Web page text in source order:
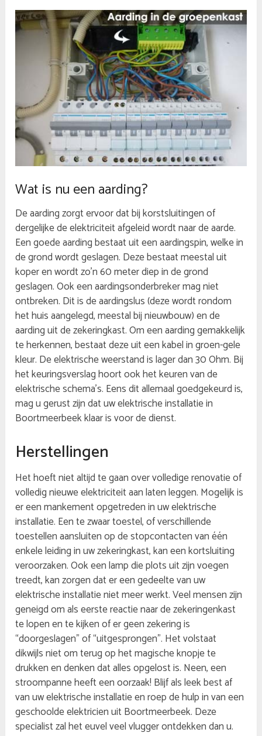
Wat is nu een aarding?
De aarding zorgt ervoor dat bij korstsluitingen of
dergelijke de elektriciteit afgeleid wordt naar de aarde.
Een goede aarding bestaat uit een aardingspin, welke in
de grond wordt geslagen. Deze bestaat meestal uit
koper en wordt zo’n 60 meter diep in de grond
geslagen. Ook een aardingsonderbreker mag niet
ontbreken. Dit is de aardingslus (deze wordt rondom
het huis aangelegd, meestal bij nieuwbouw) en de
aarding uit de zekeringkast. Om een aarding gemakkelijk
te herkennen, bestaat deze uit een kabel in groen-gele
kleur. De elektrische weerstand is lager dan 30 Ohm. Bij
het keuringsverslag hoort ook het keuren van de
elektrische schema’s. Eens dit allemaal goedgekeurd is,
mag u gerust zijn dat uw elektrische installatie in
Boortmeerbeek klaar is voor de dienst.
Herstellingen
Het hoeft niet altijd te gaan over volledige renovatie of
volledig nieuwe elektriciteit aan laten leggen. Mogelijk is
er een mankement opgetreden in uw elektrische
installatie. Een te zwaar toestel, of verschillende
toestellen aansluiten op de stopcontacten van één
enkele leiding in uw zekeringkast, kan een kortsluiting
veroorzaken. Ook een lamp die plots uit zijn voegen
treedt, kan zorgen dat er een gedeelte van uw
elektrische installatie niet meer werkt. Veel mensen zijn
geneigd om als eerste reactie naar de zekeringenkast
te lopen en te kijken of er geen zekering is
“doorgeslagen” of “uitgesprongen”. Het volstaat
dikwijls niet om terug op het magische knopje te
drukken en denken dat alles opgelost is. Neen, een
stroompanne heeft een oorzaak! Blijf als leek best af
van uw elektrische installatie en roep de hulp in van een
geschoolde elektricien uit Boortmeerbeek. Deze
specialist zal het euvel veel vlugger ontdekken dan u.